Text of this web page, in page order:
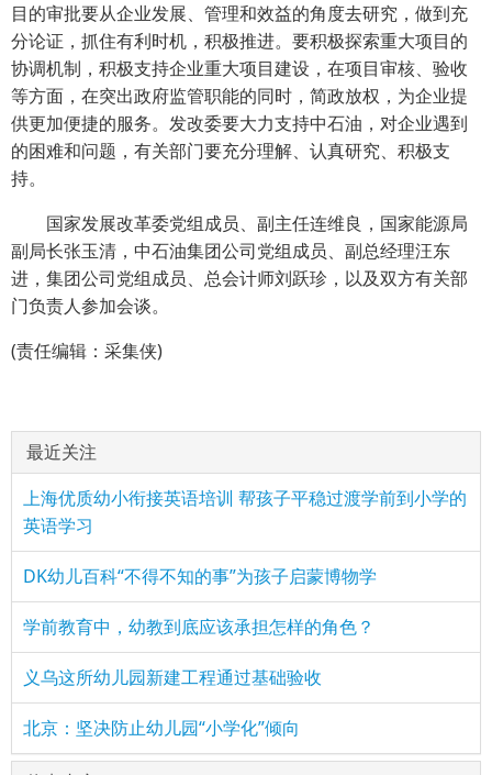
目的审批要从企业发展、管理和效益的角度去研究，做到充
分论证，抓住有利时机，积极推进。要积极探索重大项目的
协调机制，积极支持企业重大项目建设，在项目审核、验收
等方面，在突出政府监管职能的同时，简政放权，为企业提
供更加便捷的服务。发改委要大力支持中石油，对企业遇到
的困难和问题，有关部门要充分理解、认真研究、积极支
持。
国家发展改革委党组成员、副主任连维良，国家能源局
副局长张玉清，中石油集团公司党组成员、副总经理汪东
进，集团公司党组成员、总会计师刘跃珍，以及双方有关部
门负责人参加会谈。
(责任编辑：采集侠)
最近关注
上海优质幼小衔接英语培训 帮孩子平稳过渡学前到小学的
英语学习
DK幼儿百科“不得不知的事”为孩子启蒙博物学
学前教育中，幼教到底应该承担怎样的角色？
义乌这所幼儿园新建工程通过基础验收
北京：坚决防止幼儿园“小学化”倾向